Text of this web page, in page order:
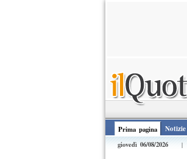
Prima pagina
giovedì 06/08/2026
|